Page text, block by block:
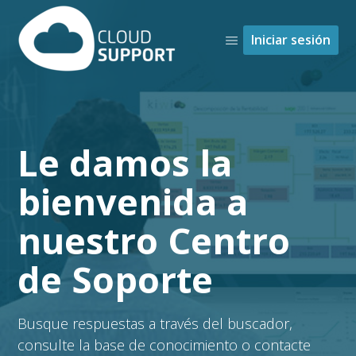
Iniciar sesión
Cloud Control Solutions
Búsqueda
Le damos la
bienvenida a
nuestro Centro
de Soporte
Busque respuestas a través del buscador,
consulte la base de conocimiento o contacte